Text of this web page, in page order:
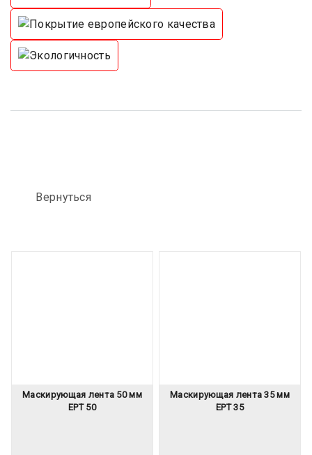
Вернуться
Маскирующая лента 50 мм
EPT 50
Маскирующая лента 35 мм
EPT 35